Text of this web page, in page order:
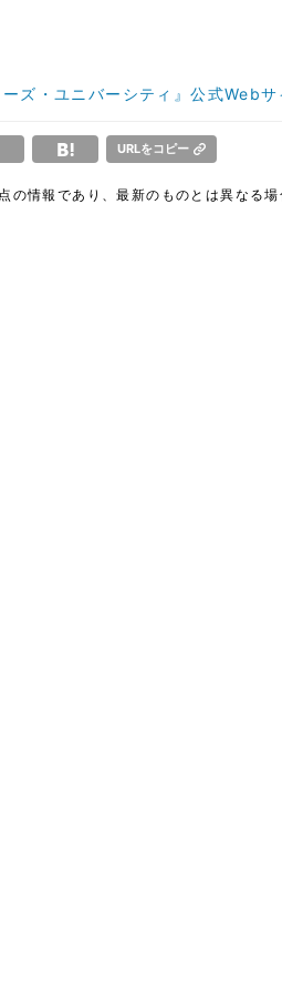
ズ・ユニバーシティ』公式Webサ
URLをコピー
の情報であり、最新のものとは異なる